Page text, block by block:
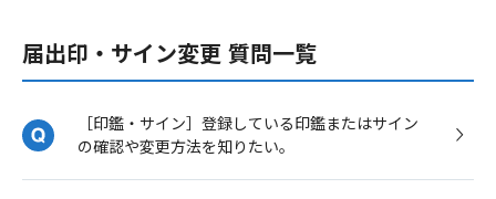
届出印・サイン変更 質問一覧
［印鑑・サイン］登録している印鑑またはサイン
の確認や変更方法を知りたい。